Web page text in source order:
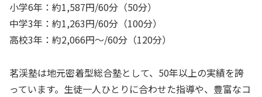
小学6年：約1,587円/60分（50分）
中学3年：約1,263円/60分（100分）
高校3年：約2,066円～/60分（120分）
茗渓塾は地元密着型総合塾として、50年以上の実績を誇
っています。生徒一人ひとりに合わせた指導や、豊富なコ